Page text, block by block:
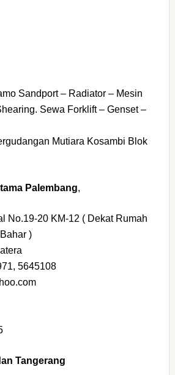
Sandport – Radiator – Mesin
Sewa Forklift – Genset –
Mutiara Kosambi Blok
Palembang,
No.19-20 KM-12 ( Dekat Rumah
)
5645108
Tangerang